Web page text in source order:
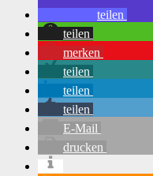
teilen
teilen
merken
teilen
teilen
teilen
E-Mail
drucken